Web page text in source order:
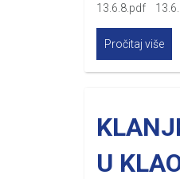
13.6.8.pdf
Pročitaj više
U